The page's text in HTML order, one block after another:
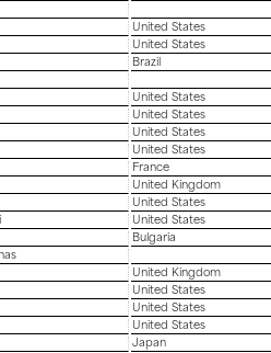
United States
United States
Brazil
United States
United States
United States
United States
France
United Kingdom
United States
United States
Bulgaria
United Kingdom
United States
United States
United States
Japan